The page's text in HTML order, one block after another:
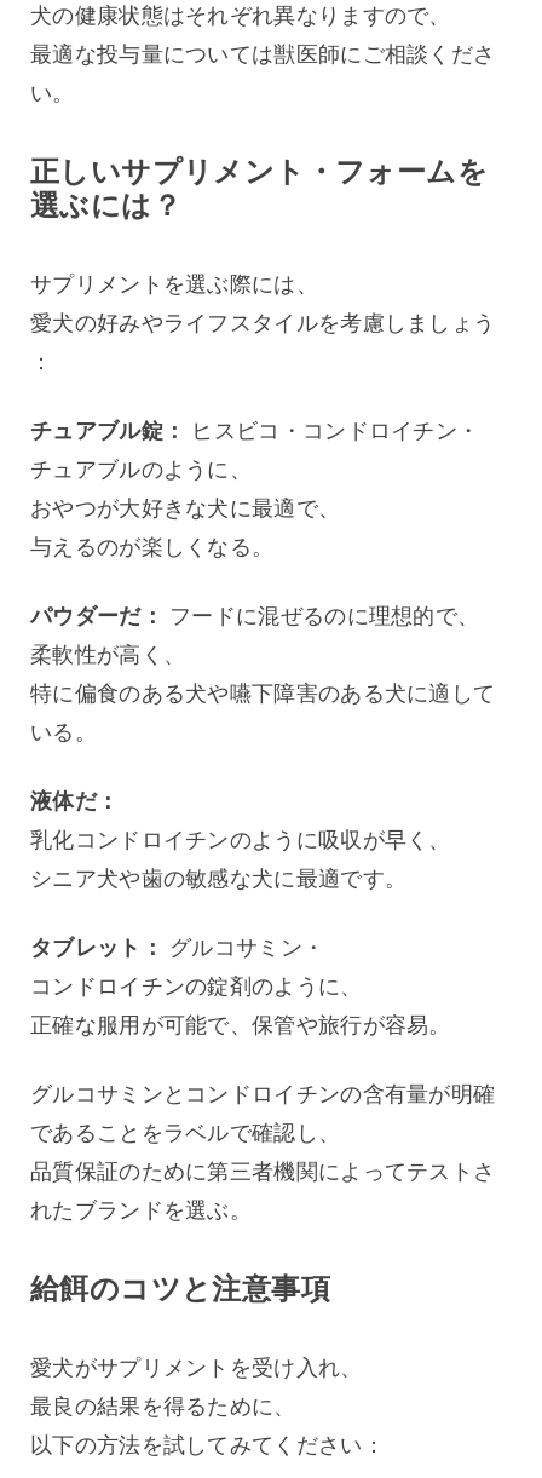
犬の健康状態はそれぞれ異なりますので、
最適な投与量については獣医師にご相談くださ
い。
正しいサプリメント・フォームを
選ぶには？
サプリメントを選ぶ際には、
愛犬の好みやライフスタイルを考慮しましょう
：
チュアブル錠：
ヒスビコ・コンドロイチン・
チュアブルのように、
おやつが大好きな犬に最適で、
与えるのが楽しくなる。
パウダーだ：
フードに混ぜるのに理想的で、
柔軟性が高く、
特に偏食のある犬や嚥下障害のある犬に適して
いる。
液体だ：
乳化コンドロイチンのように吸収が早く、
シニア犬や歯の敏感な犬に最適です。
タブレット：
グルコサミン・
コンドロイチンの錠剤のように、
正確な服用が可能で、保管や旅行が容易。
グルコサミンとコンドロイチンの含有量が明確
であることをラベルで確認し、
品質保証のために第三者機関によってテストさ
れたブランドを選ぶ。
給餌のコツと注意事項
愛犬がサプリメントを受け入れ、
最良の結果を得るために、
以下の方法を試してみてください：